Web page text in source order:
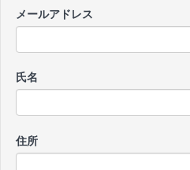
メールアドレス
氏名
住所